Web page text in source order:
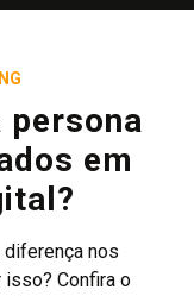
persona
em
nos
Confira o